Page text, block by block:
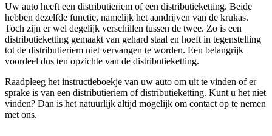
Uw auto heeft een distributieriem of een distributieketting. Beide
hebben dezelfde functie, namelijk het aandrijven van de krukas.
Toch zijn er wel degelijk verschillen tussen de twee. Zo is een
distributieketting gemaakt van gehard staal en hoeft in tegenstelling
tot de distributieriem niet vervangen te worden. Een belangrijk
voordeel dus ten opzichte van de distributieketting.
Raadpleeg het instructieboekje van uw auto om uit te vinden of er
sprake is van een distributieriem of distributieketting. Kunt u het niet
vinden? Dan is het natuurlijk altijd mogelijk om contact op te nemen
met ons.